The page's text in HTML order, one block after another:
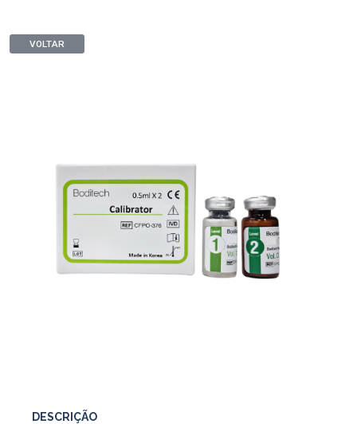
VOLTAR
DESCRIÇÃO